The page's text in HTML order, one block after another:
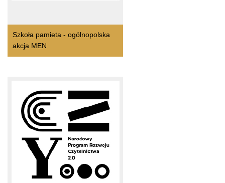
Szkoła pamieta - ogólnopolska
akcja MEN